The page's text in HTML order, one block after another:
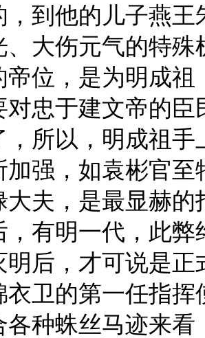
，到他的儿子燕
、大伤元气的特
帝位，是为明成
对忠于建文帝的
，所以，明成祖
加强，如袁彬官
大夫，是最显赫
，有明一代，此
明后，才可说是正
衣卫的第一任指
各种蛛丝马迹来